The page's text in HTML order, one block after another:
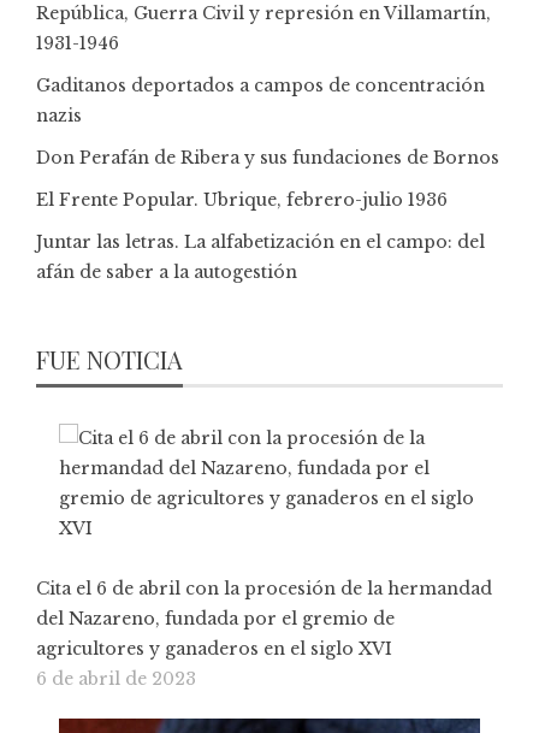
República, Guerra Civil y represión en Villamartín,
1931-1946
Gaditanos deportados a campos de concentración
nazis
Don Perafán de Ribera y sus fundaciones de Bornos
El Frente Popular. Ubrique, febrero-julio 1936
Juntar las letras. La alfabetización en el campo: del
afán de saber a la autogestión
FUE NOTICIA
Cita el 6 de abril con la procesión de la hermandad
del Nazareno, fundada por el gremio de
agricultores y ganaderos en el siglo XVI
6 de abril de 2023